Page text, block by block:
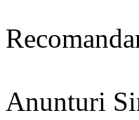
Anunturi